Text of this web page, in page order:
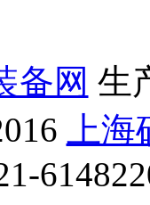
备网 生
上